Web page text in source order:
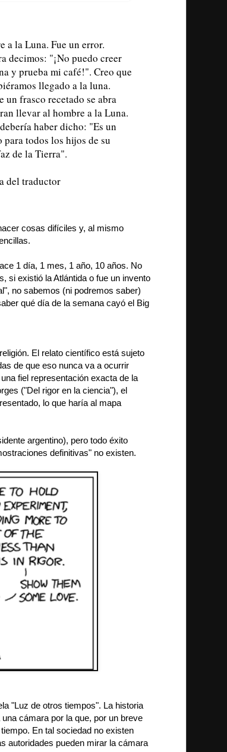
a la Luna. Fue un error.
decimos: "¡No puedo creer
y prueba mi café!". Creo que
llegado a la luna.
un frasco recetado se abra
llevar al hombre a la Luna.
haber dicho: "Es un
todos los hijos de su
de la Tierra".
del traductor
cosas difíciles y, al mismo
1 día, 1 mes, 1 año, 10 años. No
si existió la Atlántida o fue un invento
no sabemos (ni podremos saber)
qué día de la semana cayó el Big
El relato científico está sujeto
de que eso nunca va a ocurrir
fiel representación exacta de la
("Del rigor en la ciencia"), el
lo que haría al mapa
argentino), pero todo éxito
definitivas" no existen.
"Luz de otros tiempos". La historia
cámara por la que, por un breve
En tal sociedad no existen
autoridades pueden mirar la cámara